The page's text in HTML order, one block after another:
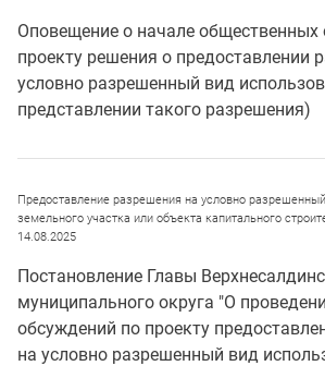
Оповещение о начале общественных
проекту решения о предоставлении
условно разрешенный вид
представлении такого разрешения)
Предоставление разрешения на условно
земельного участка или объекта капитального
14.08.2025
Постановление Главы
муниципального округа "О
обсуждений по проекту
на условно разрешенный вид